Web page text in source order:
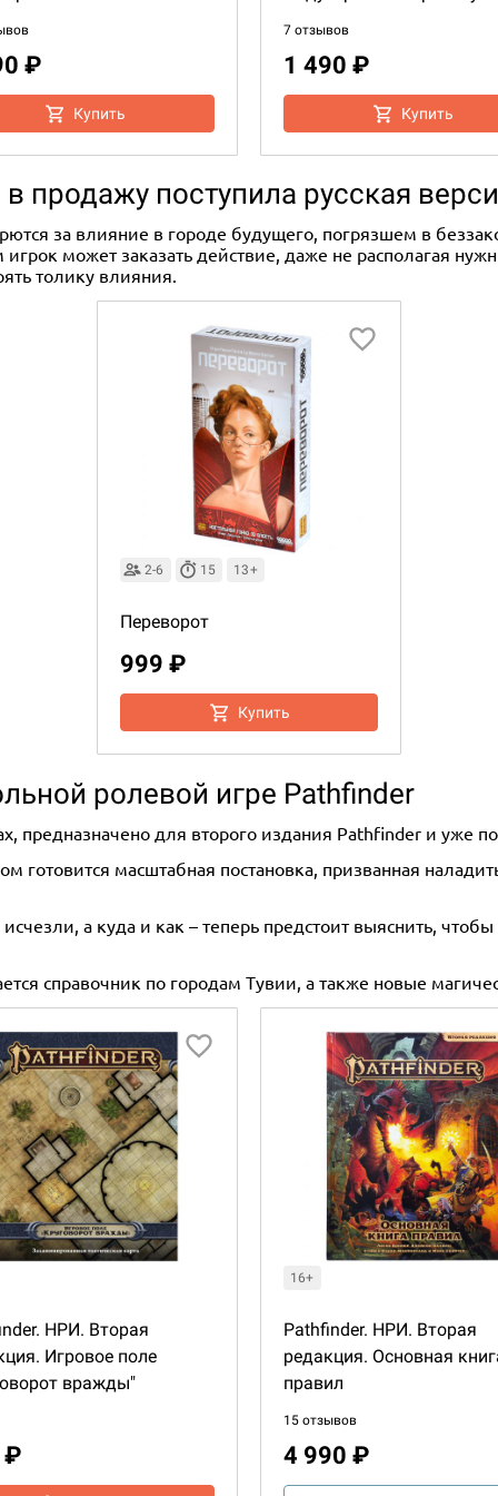
₽
Купить
7 отзывов
1 490 ₽
Купить
продажу поступила русская
за влияние в городе будущего, погрязшем в
может заказать действие, даже не располагая
толику влияния.
2-6 15 13+
Переворот
999 ₽
Купить
ролевой игре Pathfinder
предназначено для второго издания Pathfinder и уже
готовится масштабная постановка, призванная
а куда и как – теперь предстоит выяснить,
справочник по городам Тувии, а также новые
НРИ. Вторая
Игровое поле
вражды"
₽
16+
Pathfinder. НРИ. Вторая
редакция. Основная
правил
15 отзывов
4 990 ₽